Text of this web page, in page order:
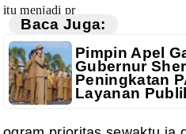
itu menjadi pr
Baca Juga:
Pimpin Apel
Gubernur
Peningkatan
Layanan